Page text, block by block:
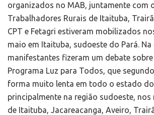
organizados no MAB, juntamente com
Trabalhadores Rurais de Itaituba,
CPT e Fetagri estiveram mobilizados
maio em Itaituba, sudoeste do Pará.
manifestantes fizeram um debate
Programa Luz para Todos, que
forma muito lenta em todo o estado do
principalmente na região sudoeste, nos
de Itaituba, Jacareacanga, Aveiro,